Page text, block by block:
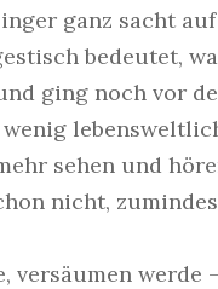
ganz sacht
bedeutet,
ging noch vor
sehen und
nicht,
versäumen werde